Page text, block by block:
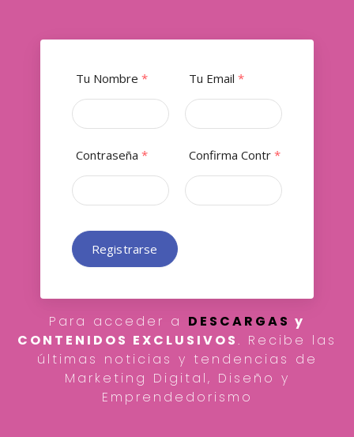
Tu Nombre * Tu Email *
Contraseña * Confirma Contr *
Registrarse
Para acceder a DESCARGAS y
CONTENIDOS EXCLUSIVOS. Recibe las
últimas noticias y tendencias de
Marketing Digital, Diseño y
Emprendedorismo